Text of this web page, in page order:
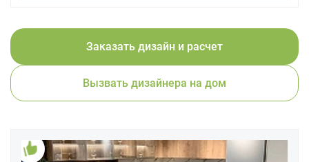
Заказать дизайн и расчет
Вызвать дизайнера на дом